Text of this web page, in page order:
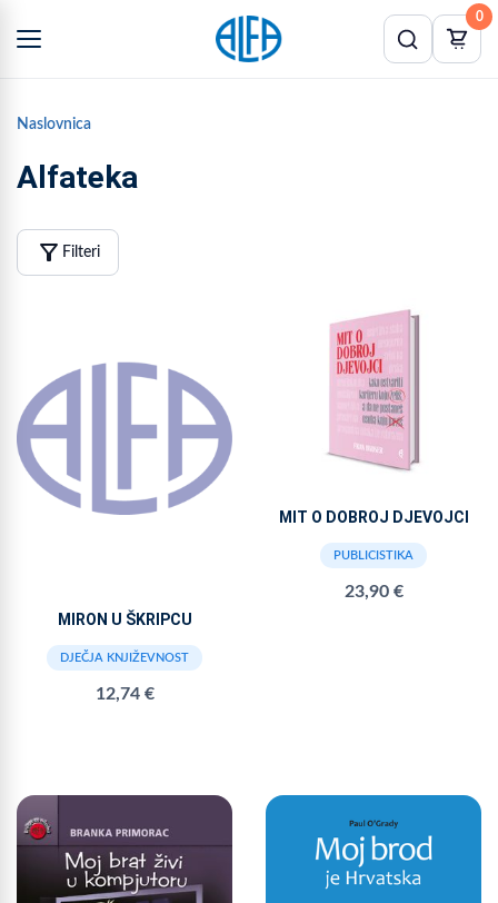
0
Naslovnica
Alfateka
filter_alt Filteri
MIRON U ŠKRIPCU
DJEČJA KNJIŽEVNOST
12,74 €
MIT O DOBROJ DJEVOJCI
PUBLICISTIKA
23,90 €